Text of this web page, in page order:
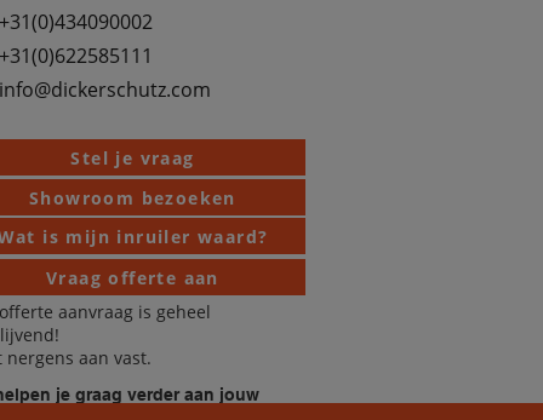
+31(0)434090002
+31(0)622585111
info@dickerschutz.com
Stel je vraag
Showroom bezoeken
is mijn inruiler waard?
Vraag offerte aan
aanvraag is geheel
nergens aan vast.
je graag verder aan jouw